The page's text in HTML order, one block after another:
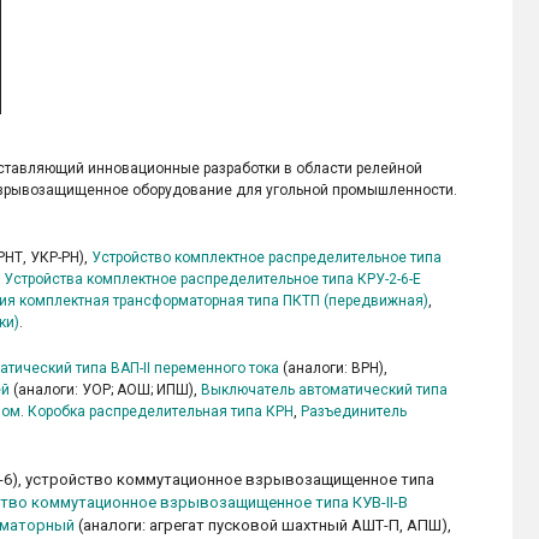
инновационные разработки в области релейной
оборудование для угольной промышленности.
УКР-РН), Устройство комплектное распределительное типа
Устройства комплектное распределительное типа КРУ-2-6-Е
комплектная трансформаторная типа ПКТП (передвижная)
типа ВАП-ІІ переменного тока (аналоги: ВРН),
(аналоги: УОР; АОШ; ИПШ), Выключатель автоматический типа
Коробка распределительная типа КРН Разъединитель
6), устройство коммутационное взрывозащищенное типа
коммутационное взрывозащищенное типа КУВ-II-В
(аналоги: агрегат пусковой шахтный АШТ-П, АПШ),